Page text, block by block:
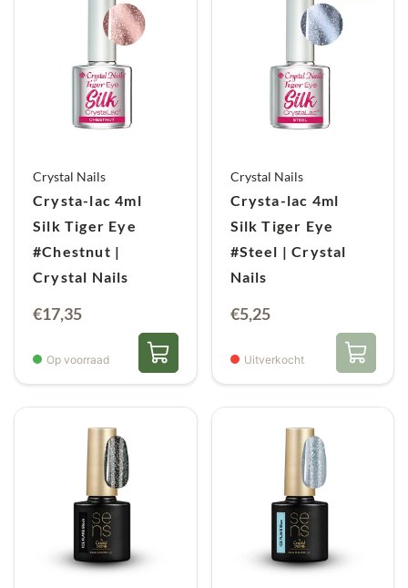
Crystal Nails
Crysta-lac 4ml
Silk Tiger Eye
#Chestnut |
Crystal Nails
€17,35
Op voorraad
Crystal Nails
Crysta-lac 4ml
Silk Tiger Eye
#Steel | Crystal
Nails
Oorspronkelijke
was:
€17,35.
€5,25Huidige
is:
€5,25.
Uitverkocht